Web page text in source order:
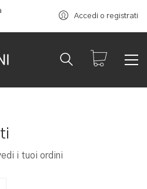
Accedi o registrati
i tuoi ordini